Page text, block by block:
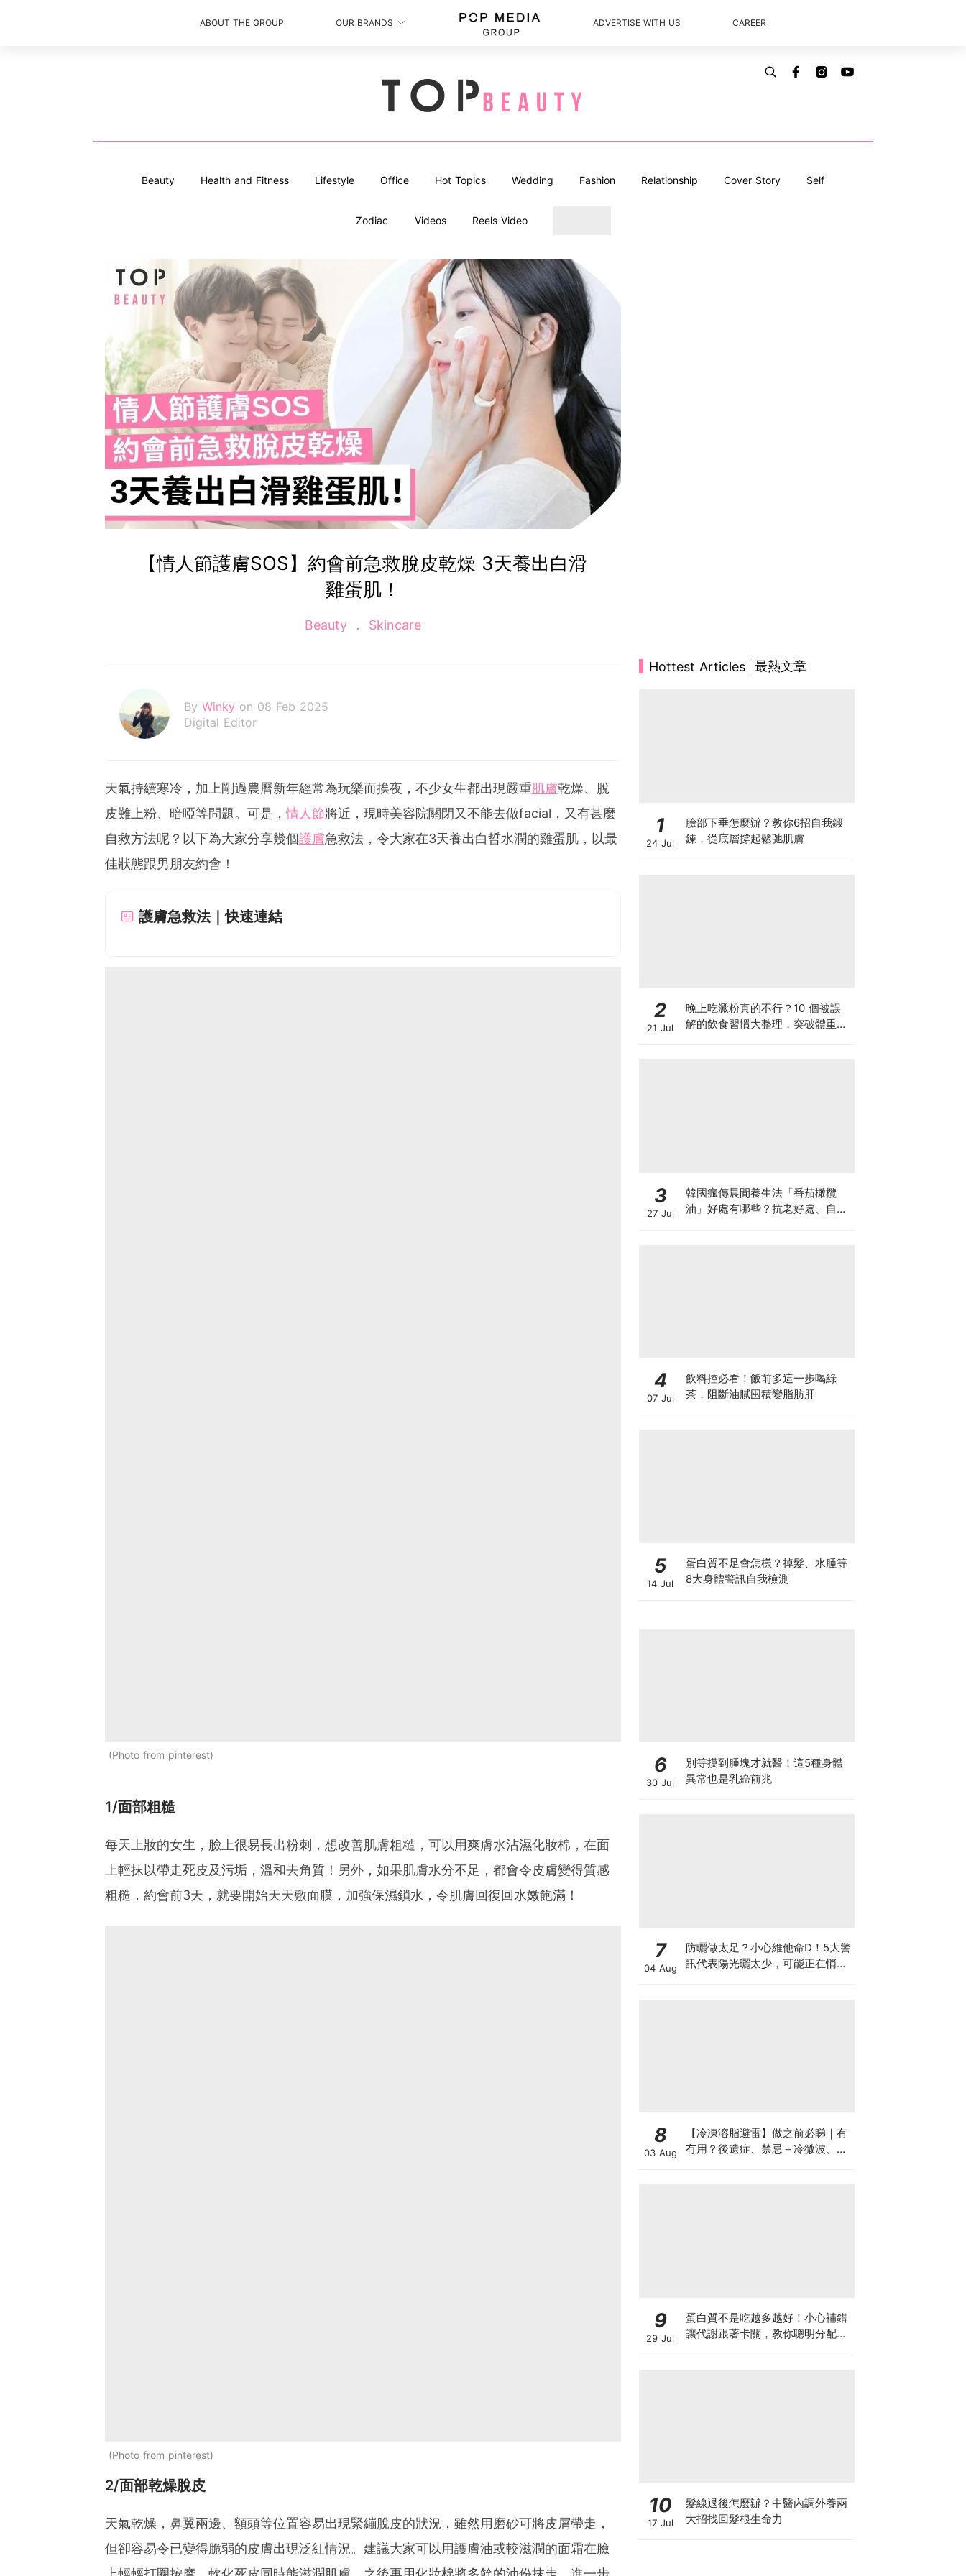
ABOUT THE GROUP OUR BRANDS ADVERTISE WITH US CAREER
Beauty Health and Fitness Lifestyle Office Hot Topics Wedding Fashion Relationship Cover Story Self
Zodiac Videos Reels Video
【情人節護膚SOS】約會前急救脫皮乾燥 3天養出白滑
雞蛋肌！
Beauty Skincare
By Winky on 08 Feb 2025
Digital Editor
天氣持續寒冷，加上剛過農曆新年經常為玩樂而挨夜，不少女生都出現嚴重肌膚乾燥、脫
皮難上粉、暗啞等問題。可是，情人節將近，現時美容院關閉又不能去做facial，又有甚麼
自救方法呢？以下為大家分享幾個護膚急救法，令大家在3天養出白晢水潤的雞蛋肌，以最
佳狀態跟男朋友約會！
護膚急救法｜快速連結
Photo from pinterest
1/面部粗糙
每天上妝的女生，臉上很易長出粉刺，想改善肌膚粗糙，可以用爽膚水沾濕化妝棉，在面
上輕抹以帶走死皮及污垢，溫和去角質！另外，如果肌膚水分不足，都會令皮膚變得質感
粗糙，約會前3天，就要開始天天敷面膜，加強保濕鎖水，令肌膚回復回水嫩飽滿！
Photo from pinterest
2/面部乾燥脫皮
天氣乾燥，鼻翼兩邊、額頭等位置容易出現緊繃脫皮的狀況，雖然用磨砂可將皮屑帶走，
但卻容易令已變得脆弱的皮膚出現泛紅情況。建議大家可以用護膚油或較滋潤的面霜在臉
Hottest Articles 最熱文章
1
24 Jul
臉部下垂怎麼辦？教你6招自我鍛
鍊，從底層撐起鬆弛肌膚
2
21 Jul
晚上吃澱粉真的不行？10 個被誤
解的飲食習慣大整理，突破體重停
3
27 Jul
韓國瘋傳晨間養生法「番茄橄欖
油」好處有哪些？抗老好處、自製
4
07 Jul
飲料控必看！飯前多這一步喝綠
茶，阻斷油膩囤積變脂肪肝
5
14 Jul
蛋白質不足會怎樣？掉髮、水腫等
8大身體警訊自我檢測
6
30 Jul
別等摸到腫塊才就醫！這5種身體
異常也是乳癌前兆
7
04 Aug
防曬做太足？小心維他命D！5大警
訊代表陽光曬太少，可能正在悄悄
8
03 Aug
【冷凍溶脂避雷】做之前必睇｜有
冇用？後遺症、禁忌＋冷微波、雙
9
29 Jul
蛋白質不是吃越多越好！小心補錯
讓代謝跟著卡關，教你聰明分配三
10
17 Jul
髮線退後怎麼辦？中醫內調外養兩
大招找回髮根生命力